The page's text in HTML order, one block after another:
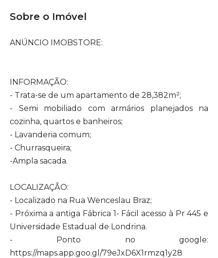
Sobre o Imóvel
ANÚNCIO IMOBSTORE:
INFORMAÇÃO:
- Trata-se de um apartamento de 28,382m²;
- Semi mobiliado com armários planejados na
cozinha, quartos e banheiros;
- Lavanderia comum;
- Churrasqueira;
-Ampla sacada.
LOCALIZAÇÃO:
- Localizado na Rua Wenceslau Braz;
- Próxima a antiga Fábrica 1- Fácil acesso à Pr 445 e
Universidade Estadual de Londrina.
- Ponto no google:
https://maps.app.goo.gl/79eJxD6X1rmzq1y28